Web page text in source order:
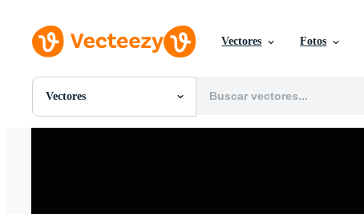
Vectores Fotos
Vectores
Todas Imágenes